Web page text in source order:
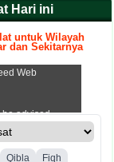
S.P
S.Pd
Rahmi
Hari ini
untuk Wilayah
dan Sekitarnya